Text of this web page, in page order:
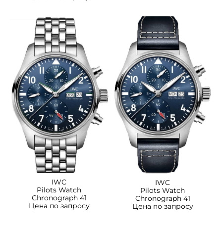
IWC
Pilots Watch
Chronograph 41
Цена по запросу
IWC
Pilots Watch
Chronograph 41
Цена по запросу